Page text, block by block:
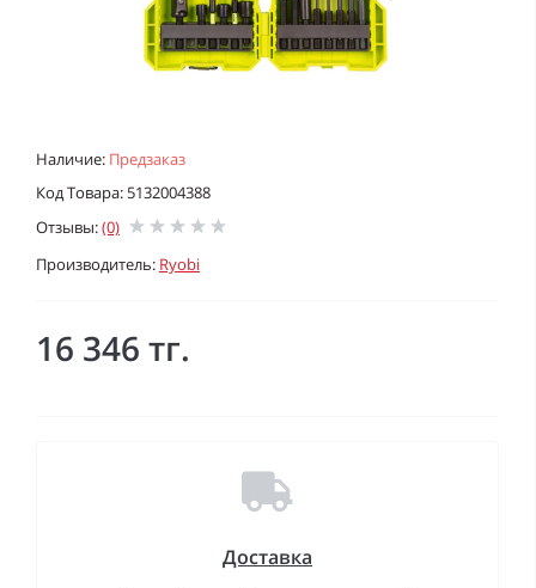
Наличие: Предзаказ
Код Товара: 5132004388
Отзывы:(0)
Производитель: Ryobi
16 346 тг.
Доставка